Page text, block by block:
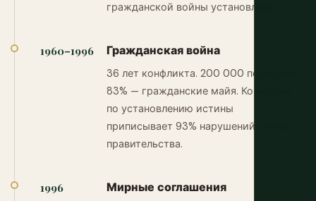
гражданской войны установлены.
1960–1996 Гражданская война
36 лет конфликта. 200 000 погибших,
83% — гражданские майя. Комиссия
по установлению истины
приписывает 93% нарушений силам
правительства.
1996 Мирные соглашения